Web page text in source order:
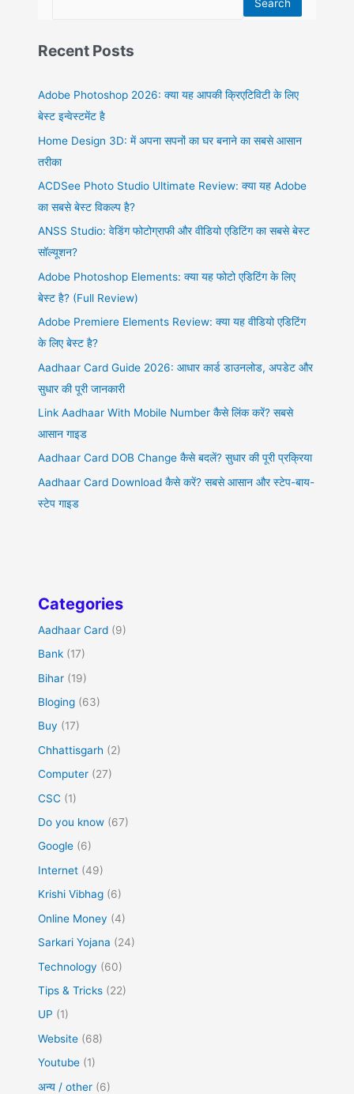
Search
Recent Posts
Adobe Photoshop 2026: क्या यह आपकी क्रिएटिविटी के लिए
बेस्ट इन्वेस्टमेंट है
Home Design 3D: में अपना सपनों का घर बनाने का सबसे आसान
तरीका
ACDSee Photo Studio Ultimate Review: क्या यह Adobe
का सबसे बेस्ट विकल्प है?
ANSS Studio: वेडिंग फोटोग्राफी और वीडियो एडिटिंग का सबसे बेस्ट
सॉल्यूशन?
Adobe Photoshop Elements: क्या यह फोटो एडिटिंग के लिए
बेस्ट है? (Full Review)
Adobe Premiere Elements Review: क्या यह वीडियो एडिटिंग
के लिए बेस्ट है?
Aadhaar Card Guide 2026: आधार कार्ड डाउनलोड, अपडेट और
सुधार की पूरी जानकारी
Link Aadhaar With Mobile Number कैसे लिंक करें? सबसे
आसान गाइड
Aadhaar Card DOB Change कैसे बदलें? सुधार की पूरी प्रक्रिया
Aadhaar Card Download कैसे करें? सबसे आसान और स्टेप-बाय-
स्टेप गाइड
Categories
Aadhaar Card (9)
Bank (17)
Bihar (19)
Bloging (63)
Buy (17)
Chhattisgarh (2)
Computer (27)
CSC (1)
Do you know (67)
Google (6)
Internet (49)
Krishi Vibhag (6)
Online Money (4)
Sarkari Yojana (24)
Technology (60)
Tips & Tricks (22)
UP (1)
Website (68)
Youtube (1)
अन्य / other (6)